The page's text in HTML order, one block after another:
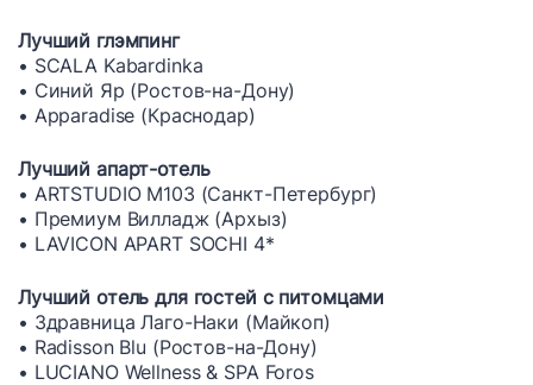
Лучший глэмпинг
• SCALA Kabardinka
• Синий Яр (Ростов-на-Дону)
• Apparаdise (Краснодар)
Лучший апарт-отель
• ARTSTUDIO M103 (Санкт-Петербург)
• Премиум Вилладж (Архыз)
• LAVICON APART SOCHI 4*
Лучший отель для гостей с питомцами
• Здравница Лаго-Наки (Майкоп)
• Radisson Blu (Ростов-на-Дону)
• LUCIANO Wellness & SPA Foros